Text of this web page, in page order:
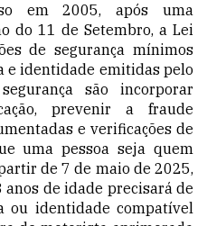
em 2005, após uma
do 11 de Setembro, a Lei
de segurança mínimos
e identidade emitidas pelo
são incorporar
, prevenir a fraude
e verificações de
uma pessoa seja quem
de 7 de maio de 2025,
de idade precisará de
ou identidade compatível